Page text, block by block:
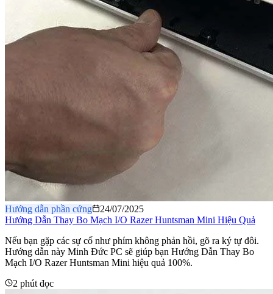
Hướng dẫn phần cứng
24/07/2025
Hướng Dẫn Thay Bo Mạch I/O Razer Huntsman Mini Hiệu Quả
Nếu bạn gặp các sự cố như phím không phản hồi, gõ ra ký tự đôi.
Hướng dẫn này Minh Đức PC sẽ giúp bạn Hướng Dẫn Thay Bo
Mạch I/O Razer Huntsman Mini hiệu quả 100%.
2 phút đọc